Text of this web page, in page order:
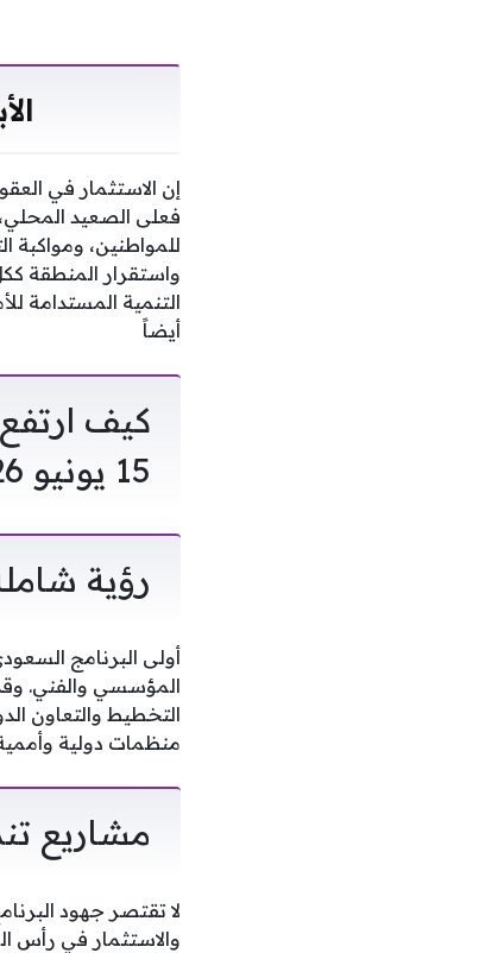
إن الاستثمار في
فعلى الصعيد
للمواطنين، ومواكبة
واستقرار المنطقة
التنمية المستدامة
أيضاً
كيف
15 يونيو 2026
رؤية
أولى البرنامج
منظمات دولية
مشاريع
لا تقتصر جهود
والاستثمار في رأس